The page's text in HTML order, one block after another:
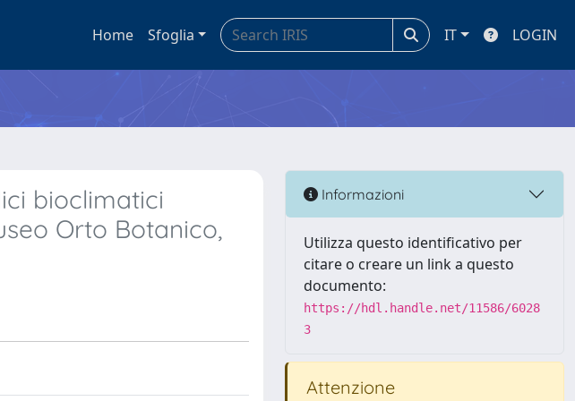
Home Sfoglia IT LOGIN
bioclimatici
Orto Botanico,
Informazioni
Utilizza questo identificativo per
citare o creare un link a questo
documento:
https://hdl.handle.net/11586/6028
3
Attenzione